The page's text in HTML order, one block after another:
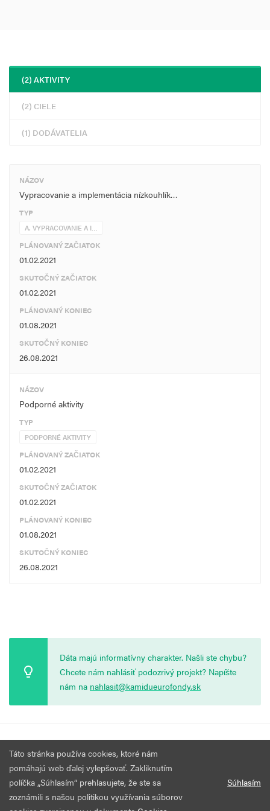
(2) AKTIVITY
(2) CIELE
(1) DODÁVATELIA
NÁZOV
Vypracovanie a implementácia nízkouhlík…
TYP
A. VYPRACOVANIE A I…
PLÁNOVANÝ ZAČIATOK
01.02.2021
SKUTOČNÝ ZAČIATOK
01.02.2021
PLÁNOVANÝ KONIEC
01.08.2021
SKUTOČNÝ KONIEC
26.08.2021
NÁZOV
Podporné aktivity
TYP
PODPORNÉ AKTIVITY
PLÁNOVANÝ ZAČIATOK
01.02.2021
SKUTOČNÝ ZAČIATOK
01.02.2021
PLÁNOVANÝ KONIEC
01.08.2021
SKUTOČNÝ KONIEC
26.08.2021
Dáta majú informatívny charakter. Našli ste chybu?
Chcete nám nahlásiť podozrivý projekt? Napíšte
nám na nahlasit@kamidueurofondy.sk
Všetky práva vyhradené.
Táto stránka používa cookies, ktoré nám
pomáhajú web ďalej vylepšovať. Zakliknutím
políčka „Súhlasím“ prehlasujete, že ste sa
zoznámili s našou politikou využívania súborov
Súhlasím